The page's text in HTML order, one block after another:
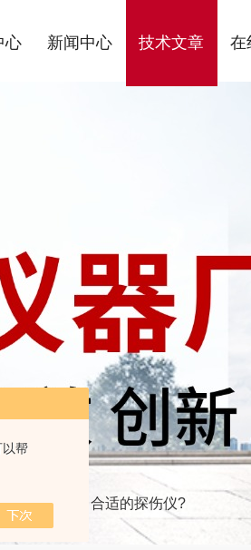
以帮
心 新闻中心 技术文章 在
室如何选一台合适的探伤仪?